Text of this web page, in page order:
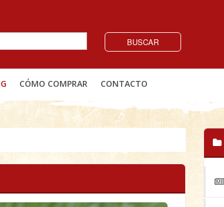
BUSCAR
CÓMO COMPRAR CONTACTO